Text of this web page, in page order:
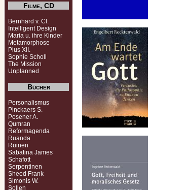
Filme, CD
Bernhard v. Cl.
Intelligent Design
Maria u. ihre Kinder
Metamorphose
Pius XII.
Sophie Scholl
The Mission
Unplanned
Bücher
Personalismus
Pinckaers S.
Posener A.
Qumran
Reformagenda
Ruanda
Ruinen
Sabatina James
Schafott
Serpentinen
Sheed Frank
Simonis W.
Sollen